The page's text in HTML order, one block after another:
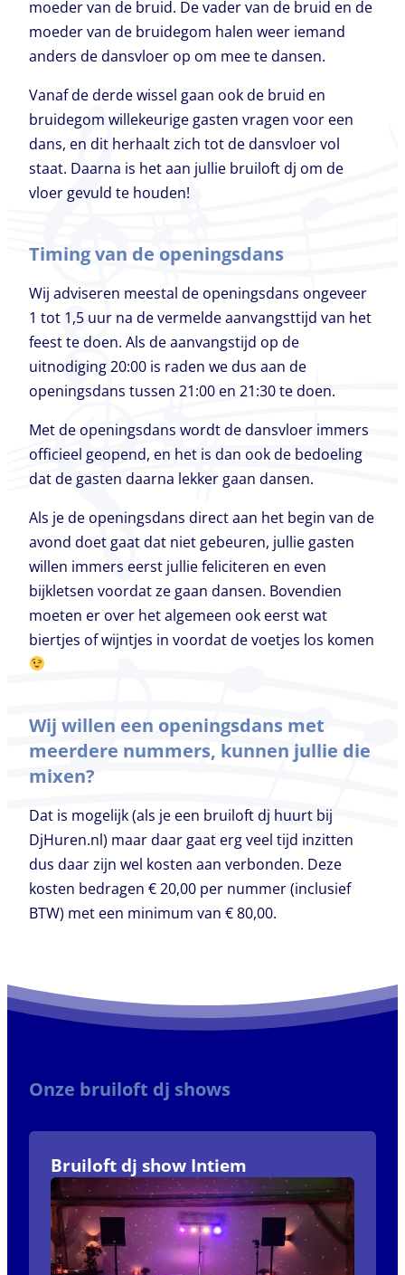
moeder van de bruid. De vader van de bruid en de
moeder van de bruidegom halen weer iemand
anders de dansvloer op om mee te dansen.
Vanaf de derde wissel gaan ook de bruid en
bruidegom willekeurige gasten vragen voor een
dans, en dit herhaalt zich tot de dansvloer vol
staat. Daarna is het aan jullie bruiloft dj om de
vloer gevuld te houden!
Timing van de openingsdans
Wij adviseren meestal de openingsdans ongeveer
1 tot 1,5 uur na de vermelde aanvangsttijd van het
feest te doen. Als de aanvangstijd op de
uitnodiging 20:00 is raden we dus aan de
openingsdans tussen 21:00 en 21:30 te doen.
Met de openingsdans wordt de dansvloer immers
officieel geopend, en het is dan ook de bedoeling
dat de gasten daarna lekker gaan dansen.
Als je de openingsdans direct aan het begin van de
avond doet gaat dat niet gebeuren, jullie gasten
willen immers eerst jullie feliciteren en even
bijkletsen voordat ze gaan dansen. Bovendien
moeten er over het algemeen ook eerst wat
biertjes of wijntjes in voordat de voetjes los komen
Wij willen een openingsdans met
meerdere nummers, kunnen jullie die
mixen?
Dat is mogelijk (als je een bruiloft dj huurt bij
DjHuren.nl) maar daar gaat erg veel tijd inzitten
dus daar zijn wel kosten aan verbonden. Deze
kosten bedragen € 20,00 per nummer (inclusief
BTW) met een minimum van € 80,00.
Onze bruiloft dj shows
Bruiloft dj show Intiem